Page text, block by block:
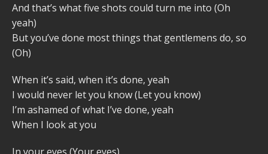
And that’s what five shots could turn me into (Oh
yeah)
But you’ve done most things that gentlemens do, so
(Oh)
When it’s said, when it’s done, yeah
I would never let you know (Let you know)
I’m ashamed of what I’ve done, yeah
When I look at you